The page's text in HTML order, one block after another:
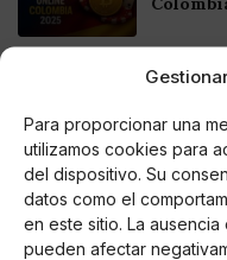
Para proporcionar una
utilizamos cookies para
del dispositivo. Su
datos como el
en este sitio. La
pueden afectar
Online
Online
Mejores